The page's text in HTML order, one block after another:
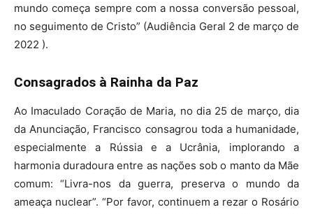
mundo começa sempre com a nossa conversão pessoal,
no seguimento de Cristo” (Audiência Geral 2 de março de
2022 ).
Consagrados à Rainha da Paz
Ao Imaculado Coração de Maria, no dia 25 de março, dia
da Anunciação, Francisco consagrou toda a humanidade,
especialmente a Rússia e a Ucrânia, implorando a
harmonia duradoura entre as nações sob o manto da Mãe
comum: “Livra-nos da guerra, preserva o mundo da
ameaça nuclear”. “Por favor, continuem a rezar o Rosário